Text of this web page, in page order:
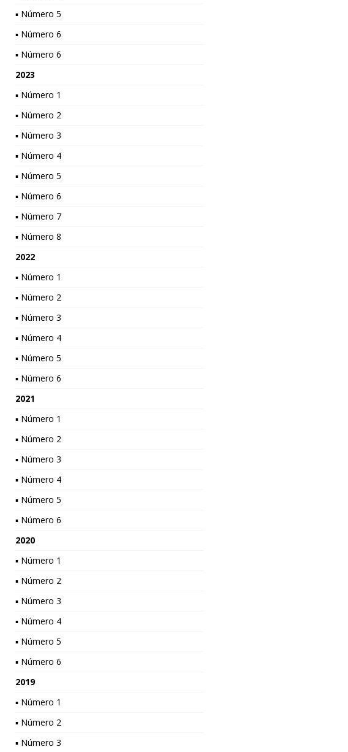
▪ Número 5
▪ Número 6
▪ Número 6
2023
▪ Número 1
▪ Número 2
▪ Número 3
▪ Número 4
▪ Número 5
▪ Número 6
▪ Número 7
▪ Número 8
2022
▪ Número 1
▪ Número 2
▪ Número 3
▪ Número 4
▪ Número 5
▪ Número 6
2021
▪ Número 1
▪ Número 2
▪ Número 3
▪ Número 4
▪ Número 5
▪ Número 6
2020
▪ Número 1
▪ Número 2
▪ Número 3
▪ Número 4
▪ Número 5
▪ Número 6
2019
▪ Número 1
▪ Número 2
▪ Número 3